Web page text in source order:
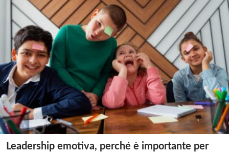
Leadership emotiva, perché è importante per